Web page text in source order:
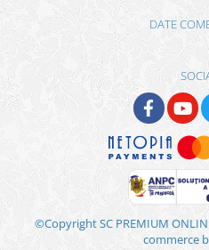
DATE
©Copyright SC PREMIUM
commerce